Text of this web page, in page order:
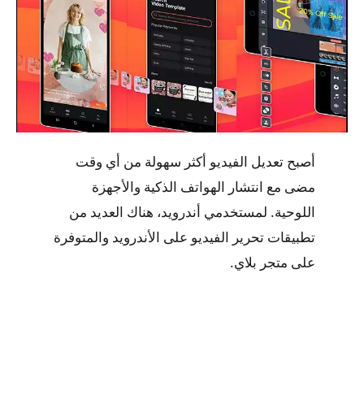
أصبح تعديل الفيديو أكثر سهولة من أي وقت
مضى مع انتشار الهواتف الذكية والأجهزة
اللوحية. لمستخدمي أندرويد، هناك العديد من
تطبيقات تحرير الفيديو على الأندرويد والمتوفرة
على متجر بلاي.